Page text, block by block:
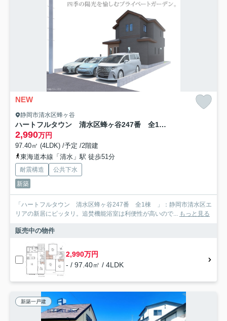
NEW
静岡市清水区蜂ヶ谷
ハートフルタウン 清水区蜂ヶ谷247番 全1棟
2,990万円
97.40㎡ (4LDK) /予定 /2階建
東海道本線「清水」駅 徒歩51分
耐震構造
公共下水
新築
「ハートフルタウン 清水区蜂ヶ谷247番 全1棟 」：静岡市清水区エ
リアの新居にピッタリ。追焚機能浴室は利便性が高いので... もっと見る
販売中の物件
2,990万円
- / 97.40㎡ / 4LDK
新築一戸建